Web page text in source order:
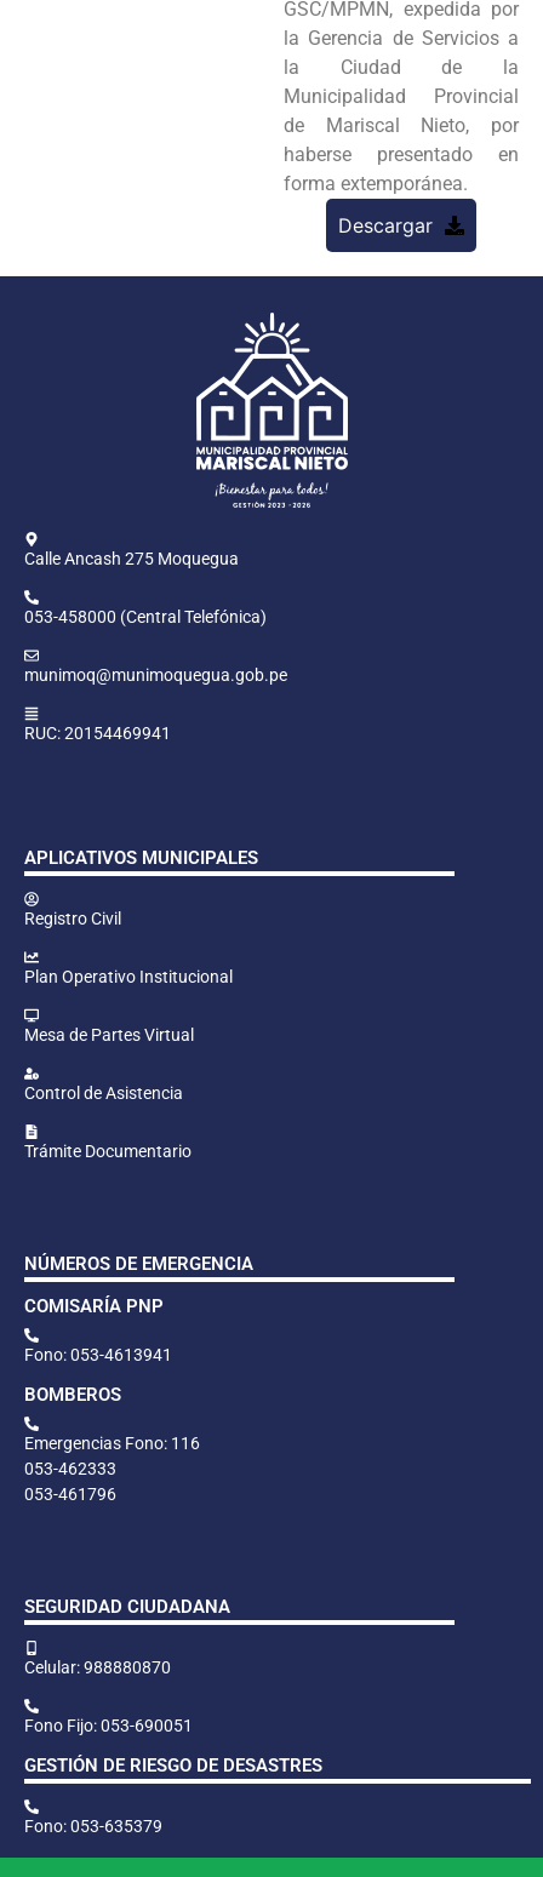
GSC/MPMN, expedida por
la Gerencia de Servicios a
la Ciudad de la
Municipalidad Provincial
de Mariscal Nieto, por
haberse presentado en
forma extemporánea.
Descargar
Calle Ancash 275 Moquegua
053-458000 (Central Telefónica)
munimoq@munimoquegua.gob.pe
RUC: 20154469941
APLICATIVOS MUNICIPALES
Registro Civil
Plan Operativo Institucional
Mesa de Partes Virtual
Control de Asistencia
Trámite Documentario
NÚMEROS DE EMERGENCIA
COMISARÍA PNP
Fono: 053-4613941
BOMBEROS
Emergencias Fono: 116
053-462333
053-461796
SEGURIDAD CIUDADANA
Celular: 988880870
Fono Fijo: 053-690051
GESTIÓN DE RIESGO DE DESASTRES
Fono: 053-635379